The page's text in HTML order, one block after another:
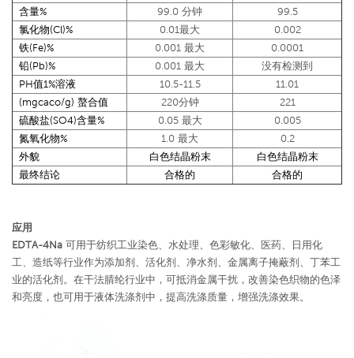
含量%
99.0 分钟
99.5
氯化物(Cl)%
0.01最大
0.002
铁(Fe)%
0.001 最大
0.0001
铅(Pb)%
0.001 最大
没有检测到
PH值1%溶液
10.5-11.5
11.01
(mgcaco/g) 螯合值
220分钟
221
硫酸盐(SO4)含量%
0.05 最大
0.005
氮氧化物%
1.0 最大
0.2
外貌
白色结晶粉末
白色结晶粉末
最终结论
合格的 合格的
应用
EDTA-4Na 可用于纺织工业染色、水处理、色彩敏化、医药、日用化
工、造纸等行业作为添加剂、活化剂、净水剂、金属离子掩蔽剂、丁苯工
业的活化剂。在干法腈纶行业中，可抵消金属干扰，改善染色织物的色泽
和亮度，也可用于液体洗涤剂中，提高洗涤质量，增强洗涤效果。